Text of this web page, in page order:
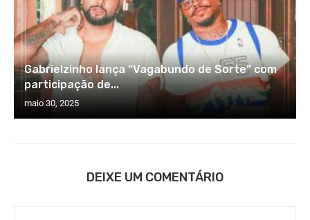
Gabrielzinho lança “Vagabundo de Sorte” com
participação de...
maio 30, 2025
DEIXE UM COMENTÁRIO